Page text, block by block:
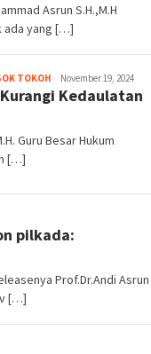
Asrun S.H.,M.H
ada yang […]
TOKOH Michael
Eldryan
November 19, 2024
Kedaulatan
Guru Besar Hukum
[…]
pilkada:
Prof.Dr.Andi Asrun
[…]